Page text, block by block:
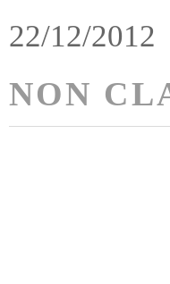
22/12/2012
NON